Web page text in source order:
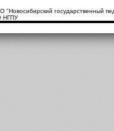
государственный
НГПУ